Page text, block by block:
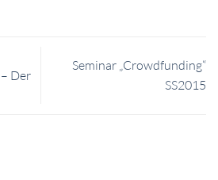
Der
Seminar „Crowdfunding“
SS2015